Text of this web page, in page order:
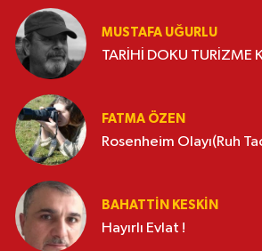
MUSTAFA UĞURLU
TARİHİ DOKU TURİZME
FATMA ÖZEN
Rosenheim Olayı(Ruh
BAHATTIN KESKİN
Hayırlı Evlat !